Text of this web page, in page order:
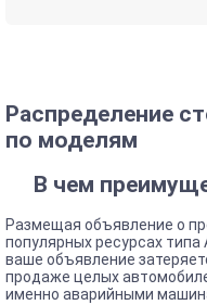
Распределение
по моделям
В чем
Размещая объявление о
популярных ресурсах типа
ваше объявление
продаже целых
именно аварийными